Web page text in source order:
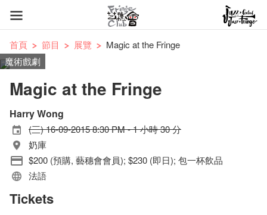
首頁 節目 展覽
Magic at the Fringe
魔術戲劇
Magic at the Fringe
Harry Wong
(三) 16-09-2015 8:30 PM - 1 小時 30 分
奶庫
$200 (預購, 藝穗會會員); $230 (即日); 包一杯飲品
法語
Tickets